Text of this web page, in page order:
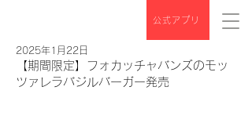
公式アプリ
【期間限定】フォカッチャバンズのモッ
ツァレラバジルバーガー発売
2025年1月22日